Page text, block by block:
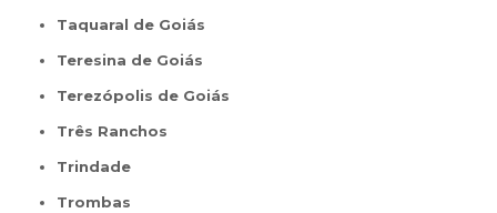
Taquaral de Goiás
Teresina de Goiás
Terezópolis de Goiás
Três Ranchos
Trindade
Trombas